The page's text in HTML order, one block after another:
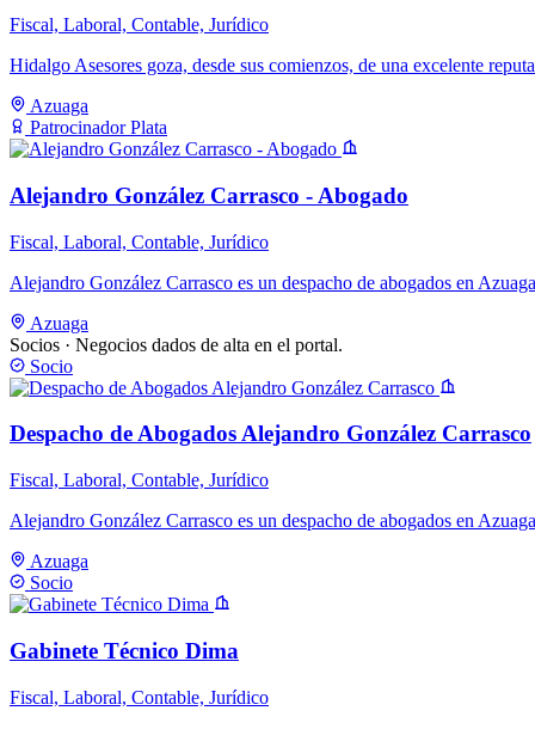
Fiscal, Laboral, Contable, Jurídico
Hidalgo Asesores goza, desde sus comienzos, de una excelente
Azuaga
Patrocinador Plata
Alejandro González Carrasco - Abogado
Fiscal, Laboral, Contable, Jurídico
Alejandro González Carrasco es un despacho de abogados en
Azuaga
Socios · Negocios dados de alta en el portal.
Socio
Despacho de Abogados Alejandro González Carrasco
Fiscal, Laboral, Contable, Jurídico
Alejandro González Carrasco es un despacho de abogados en
Azuaga
Socio
Gabinete Técnico Dima
Fiscal, Laboral, Contable, Jurídico